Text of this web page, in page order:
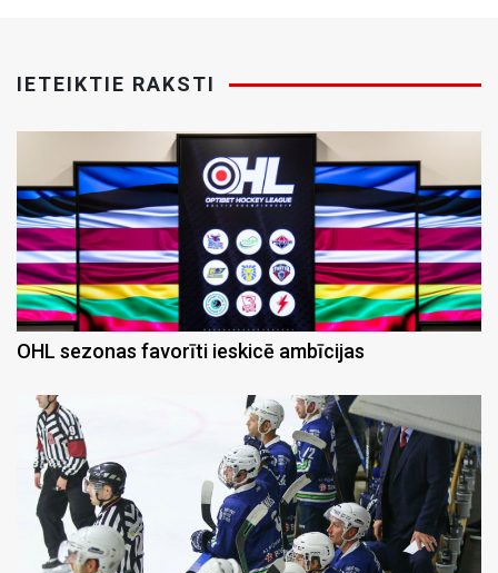
IETEIKTIE RAKSTI
OHL sezonas favorīti ieskicē ambīcijas